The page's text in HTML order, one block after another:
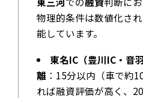
物理的条件は数値化さ
能しています。
東名IC（豊川IC・音
離：15分以内（車で約
れば融資評価が高く、